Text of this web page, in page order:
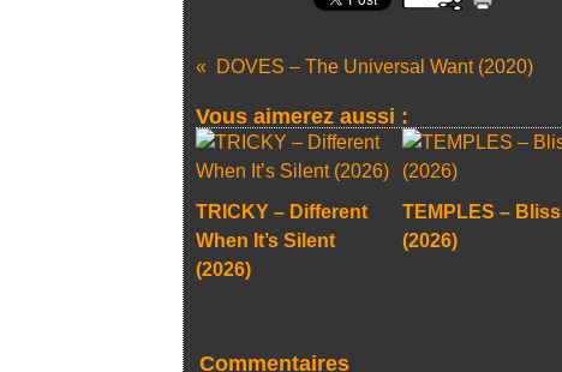
DOVES – The Universal Want (2020)
Vous aimerez aussi :
TRICKY – Different
When It’s Silent
(2026)
TEMPLES – Bliss
(2026)
Commentaires